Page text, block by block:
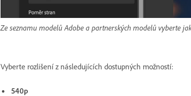
Ze seznamu modelů Adobe a partnerských modelů vyberte
Vyberte rozlišení z následujících dostupných možností:
540p